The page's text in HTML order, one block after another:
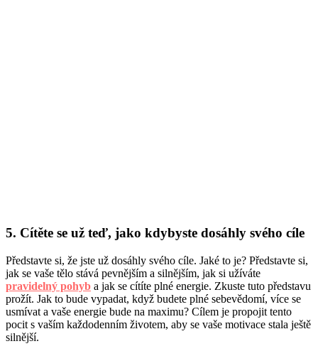
5. Cítěte se už teď, jako kdybyste dosáhly svého cíle
Představte si, že jste už dosáhly svého cíle. Jaké to je? Představte si,
jak se vaše tělo stává pevnějším a silnějším, jak si užíváte
pravidelný pohyb a jak se cítíte plné energie. Zkuste tuto představu
prožít. Jak to bude vypadat, když budete plné sebevědomí, více se
usmívat a vaše energie bude na maximu? Cílem je propojit tento
pocit s vaším každodenním životem, aby se vaše motivace stala ještě
silnější.